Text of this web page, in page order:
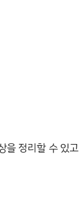
을 정리할 수 있고